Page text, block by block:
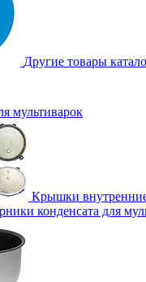
Другие товары
мультиварок
Крышки
конденсата для